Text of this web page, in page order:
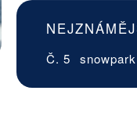
Č. 5